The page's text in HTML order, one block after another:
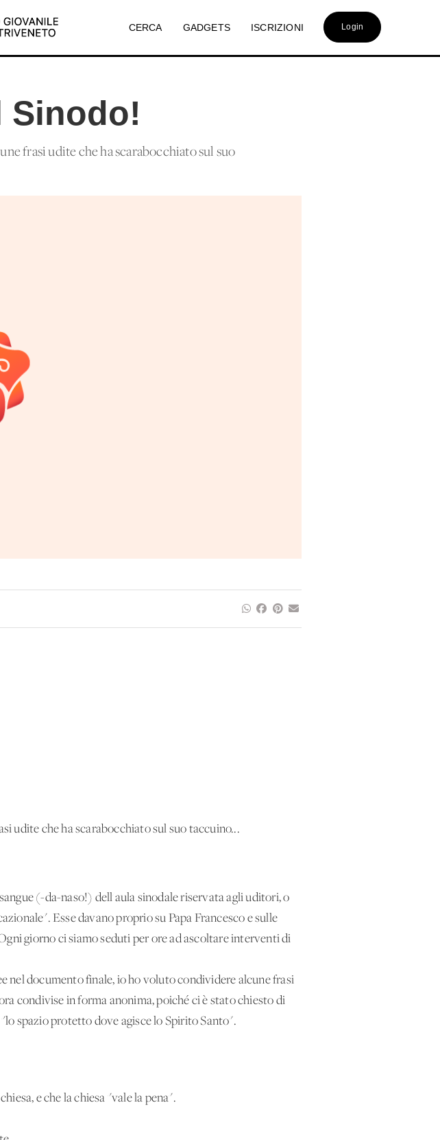
CERCA GADGETS ISCRIZIONI Login
Sinodo!
frasi udite che ha scarabocchiato sul suo
udite che ha scarabocchiato sul suo taccuino...
(-da-naso!) dell'aula sinodale riservata agli uditori, o
Esse davano proprio su Papa Francesco e sulle
giorno ci siamo seduti per ore ad ascoltare interventi di
nel documento finale, io ho voluto condividere alcune frasi
condivise in forma anonima, poiché ci è stato chiesto di
spazio protetto dove agisce lo Spirito Santo".
e che la chiesa "vale la pena".